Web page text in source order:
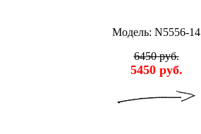
Модель: N5556-14
6450 руб.
5450 руб.